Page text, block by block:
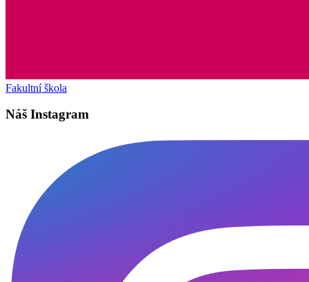
Fakultní škola
Náš Instagram